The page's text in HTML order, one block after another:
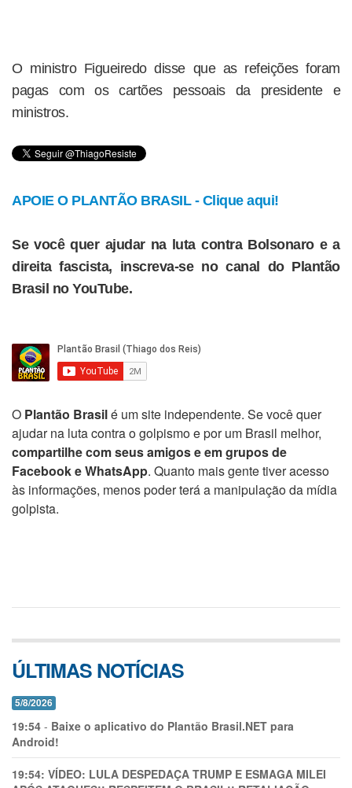
O ministro Figueiredo disse que as refeições foram
pagas com os cartões pessoais da presidente e
ministros.
APOIE O PLANTÃO BRASIL - Clique aqui!
Se você quer ajudar na luta contra Bolsonaro e a
direita fascista, inscreva-se no canal do Plantão
Brasil no YouTube.
O Plantão Brasilé um site independente. Se você quer
ajudar na luta contra o golpismo e por um Brasil melhor,
compartilhe com seus amigos e em grupos de
Facebook e WhatsApp. Quanto mais gente tiver acesso
às informações, menos poder terá a manipulação da mídia
golpista.
ÚLTIMAS NOTÍCIAS
5/8/2026
19:54 - Baixe o aplicativo do Plantão Brasil.NET para
Android!
19:54: VÍDEO: LULA DESPEDAÇA TRUMP E ESMAGA MILEI